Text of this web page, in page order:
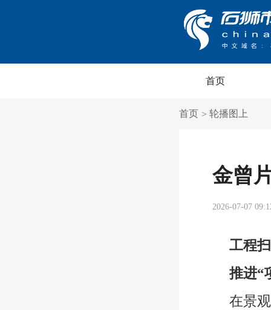
首页
首页 > 轮播图上
金曾
2026-07-07
工程
推进“
在景